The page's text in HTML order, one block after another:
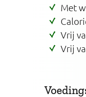
Met
Vrij
Vrij